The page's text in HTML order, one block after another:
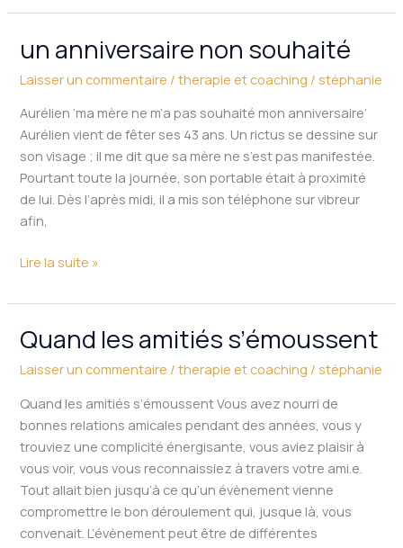
un anniversaire non souhaité
Laisser un commentaire /therapie et coaching /stéphanie
Aurélien ‘ma mère ne m’a pas souhaité mon anniversaire’
Aurélien vient de fêter ses 43 ans. Un rictus se dessine sur
son visage ; il me dit que sa mère ne s’est pas manifestée.
Pourtant toute la journée, son portable était à proximité
de lui. Dès l’après midi, il a mis son téléphone sur vibreur
afin,
un
non
souhaité
Lire la suite »
Quand les amitiés s’émoussent
Laisser un commentaire /therapie et coaching /stéphanie
Quand les amitiés s’émoussent Vous avez nourri de
bonnes relations amicales pendant des années, vous y
trouviez une complicité énergisante, vous aviez plaisir à
vous voir, vous vous reconnaissiez à travers votre ami.e.
Tout allait bien jusqu’à ce qu’un évènement vienne
compromettre le bon déroulement qui, jusque là, vous
convenait. L’évènement peut être de différentes
Quand
amitiés
s’émoussent